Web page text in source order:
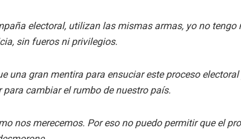
electoral, utilizan las mismas armas, yo no tengo
sin fueros ni privilegios.
una gran mentira para ensuciar este proceso
cambiar el rumbo de nuestro país.
nos merecemos. Por eso no puedo permitir que el